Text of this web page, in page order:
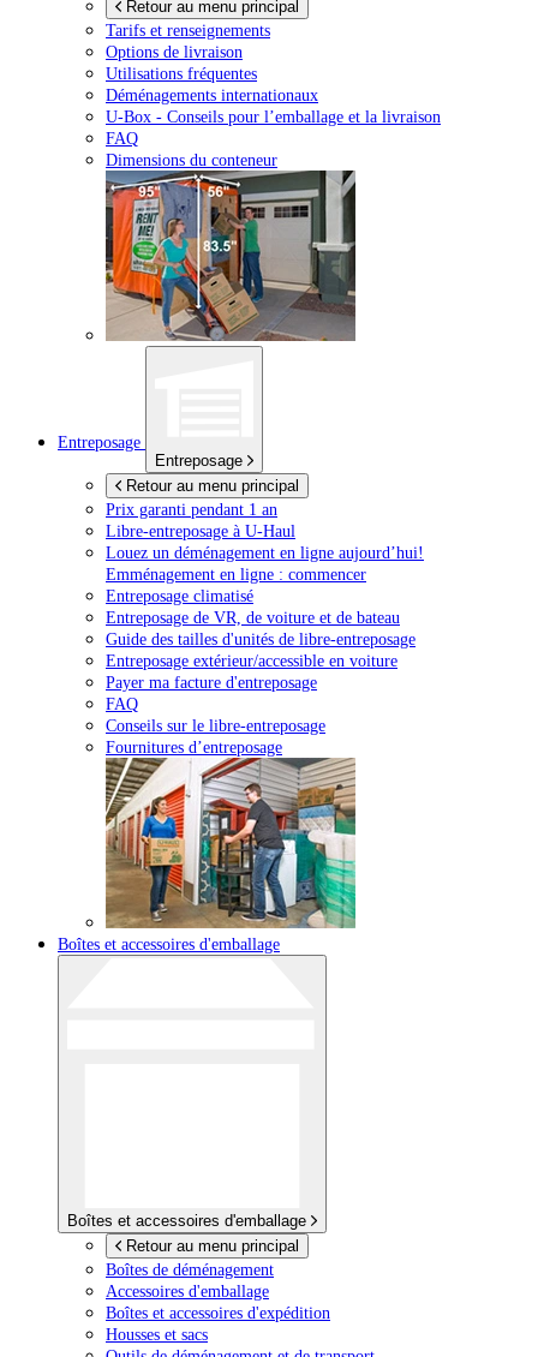
Retour au menu principal
Tarifs et renseignements
Options de livraison
Utilisations fréquentes
Déménagements internationaux
U-Box - Conseils pour l’emballage et la livraison
FAQ
Dimensions du conteneur
Entreposage
Entreposage
Retour au menu principal
Prix garanti pendant 1 an
Libre-entreposage à U-Haul
Louez un déménagement en ligne aujourd’hui!
Emménagement en ligne : commencer
Entreposage climatisé
Entreposage de VR, de voiture et de bateau
Guide des tailles d'unités de libre-entreposage
Entreposage extérieur/accessible en voiture
Payer ma facture d'entreposage
FAQ
Conseils sur le libre-entreposage
Fournitures d’entreposage
Boîtes et accessoires d'emballage
Boîtes et accessoires d'emballage
Retour au menu principal
Boîtes de déménagement
Accessoires d'emballage
Boîtes et accessoires d'expédition
Housses et sacs